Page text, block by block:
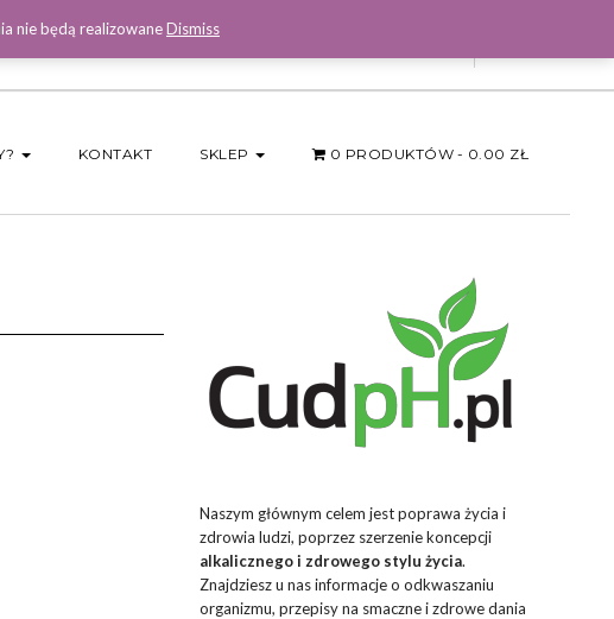
KONTAKT SKLEP 0 PRODUKTÓW 0.00 ZŁ
Naszym głównym celem jest poprawa życia i
zdrowia ludzi, poprzez szerzenie koncepcji
alkalicznego i zdrowego stylu życia.
Znajdziesz u nas informacje o odkwaszaniu
organizmu, przepisy na smaczne i zdrowe dania
nie będą realizowaneDismiss